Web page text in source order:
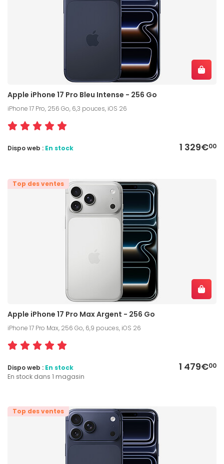
Apple iPhone 17 Pro Bleu Intense - 256 Go
iPhone 17 Pro, 256 Go, 6,3 pouces, iOS 26
1 329€00
Dispo web : En stock
Top des ventes
Apple iPhone 17 Pro Max Argent - 256 Go
iPhone 17 Pro Max, 256 Go, 6,9 pouces, iOS 26
1 479€00
Dispo web : En stock
En stock dans 1 magasin
Top des ventes